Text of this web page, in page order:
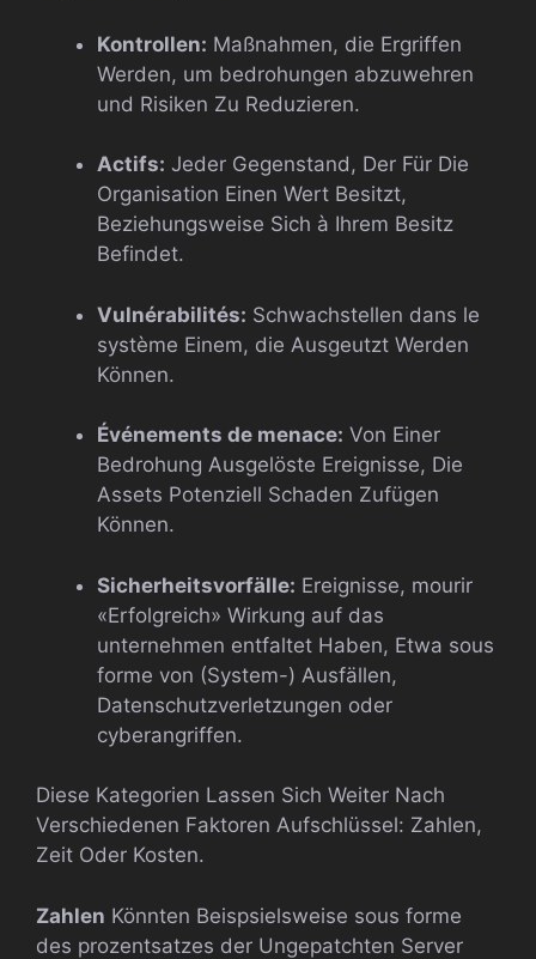
Kontrollen: Maßnahmen, die Ergriffen
Werden, um bedrohungen abzuwehren
und Risiken Zu Reduzieren.
Actifs: Jeder Gegenstand, Der Für Die
Organisation Einen Wert Besitzt,
Beziehungsweise Sich à Ihrem Besitz
Befindet.
Vulnérabilités: Schwachstellen dans le
système Einem, die Ausgeutzt Werden
Können.
Événements de menace: Von Einer
Bedrohung Ausgelöste Ereignisse, Die
Assets Potenziell Schaden Zufügen
Können.
Sicherheitsvorfälle: Ereignisse, mourir
«Erfolgreich» Wirkung auf das
unternehmen entfaltet Haben, Etwa sous
forme von (System-) Ausfällen,
Datenschutzverletzungen oder
cyberangriffen.
Diese Kategorien Lassen Sich Weiter Nach
Verschiedenen Faktoren Aufschlüssel: Zahlen,
Zeit Oder Kosten.
Zahlen Könnten Beispsielsweise sous forme
des prozentsatzes der Ungepatchten Server